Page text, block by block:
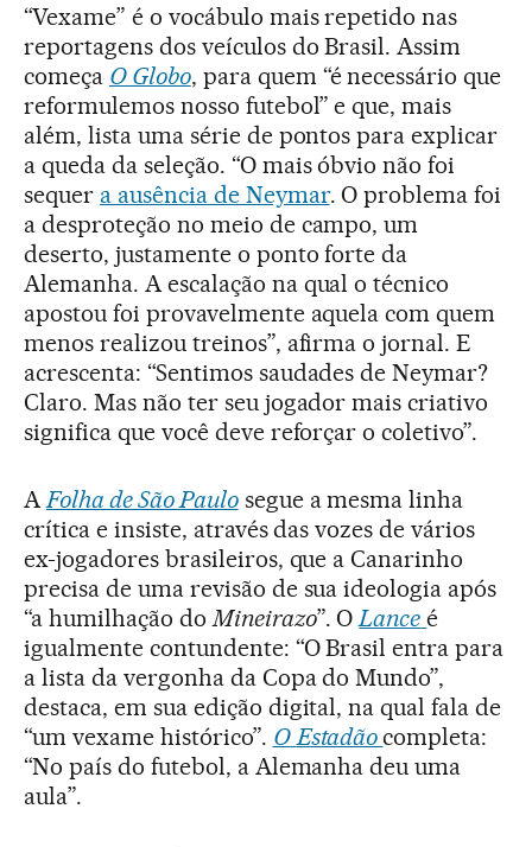
“Vexame” é o vocábulo mais repetido nas
reportagens dos veículos do Brasil. Assim
começa O Globo, para quem “é necessário que
reformulemos nosso futebol” e que, mais
além, lista uma série de pontos para explicar
a queda da seleção. “O mais óbvio não foi
sequer a ausência de Neymar. O problema foi
a desproteção no meio de campo, um
deserto, justamente o ponto forte da
Alemanha. A escalação na qual o técnico
apostou foi provavelmente aquela com quem
menos realizou treinos”, afirma o jornal. E
acrescenta: “Sentimos saudades de Neymar?
Claro. Mas não ter seu jogador mais criativo
significa que você deve reforçar o coletivo”.
AFolha de São Paulosegue a mesma linha
crítica e insiste, através das vozes de vários
ex-jogadores brasileiros, que a Canarinho
precisa de uma revisão de sua ideologia após
“a humilhação doMineirazo”. OLance é
igualmente contundente: “O Brasil entra para
a lista da vergonha da Copa do Mundo”,
destaca, em sua edição digital, na qual fala de
“um vexame histórico”. O Estadãocompleta:
“No país do futebol, a Alemanha deu uma
aula”.